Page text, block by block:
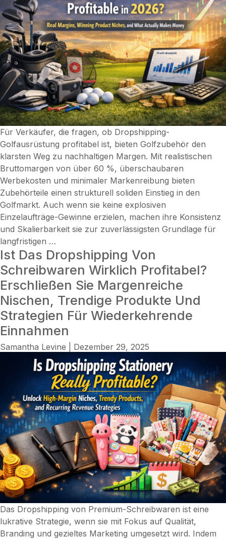
Für Verkäufer, die fragen, ob Dropshipping-
Golfausrüstung profitabel ist, bieten Golfzubehör den
klarsten Weg zu nachhaltigen Margen. Mit realistischen
Bruttomargen von über 60 %, überschaubaren
Werbekosten und minimaler Markenreibung bieten
Zubehörteile einen strukturell soliden Einstieg in den
Golfmarkt. Auch wenn sie keine explosiven
Einzelaufträge-Gewinne erzielen, machen ihre Konsistenz
und Skalierbarkeit sie zur zuverlässigsten Grundlage für
langfristigen …
Dropshipping
von
Golfausrüstung
im
Jahr
2026
profitabel?
Echte
Margen,
gewinnende
Produktnischen
und
was
tatsächlich
Geld
einbringt
Ist Das Dropshipping Von
Schreibwaren Wirklich Profitabel?
Erschließen Sie Margenreiche
Nischen, Trendige Produkte Und
Strategien Für Wiederkehrende
Einnahmen
Samantha Levine Dezember 29, 2025
Das Dropshipping von Premium-Schreibwaren ist eine
lukrative Strategie, wenn sie mit Fokus auf Qualität,
Branding und gezieltes Marketing umgesetzt wird. Indem